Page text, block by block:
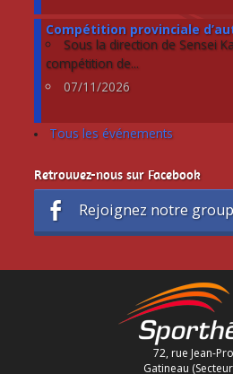
Compétition provinciale
Sous la direction de Sensei
compétition de...
07/11/2026
Tous les événements
Retrouvez-nous sur Facebook
Rejoignez notre
72, rue Jean-
Gatineau